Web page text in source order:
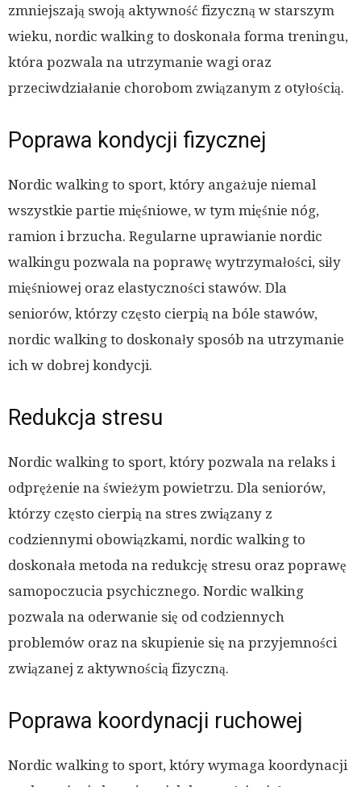
zmniejszają swoją aktywność fizyczną w starszym
wieku, nordic walking to doskonała forma treningu,
która pozwala na utrzymanie wagi oraz
przeciwdziałanie chorobom związanym z otyłością.
Poprawa kondycji fizycznej
Nordic walking to sport, który angażuje niemal
wszystkie partie mięśniowe, w tym mięśnie nóg,
ramion i brzucha. Regularne uprawianie nordic
walkingu pozwala na poprawę wytrzymałości, siły
mięśniowej oraz elastyczności stawów. Dla
seniorów, którzy często cierpią na bóle stawów,
nordic walking to doskonały sposób na utrzymanie
ich w dobrej kondycji.
Redukcja stresu
Nordic walking to sport, który pozwala na relaks i
odprężenie na świeżym powietrzu. Dla seniorów,
którzy często cierpią na stres związany z
codziennymi obowiązkami, nordic walking to
doskonała metoda na redukcję stresu oraz poprawę
samopoczucia psychicznego. Nordic walking
pozwala na oderwanie się od codziennych
problemów oraz na skupienie się na przyjemności
związanej z aktywnością fizyczną.
Poprawa koordynacji ruchowej
Nordic walking to sport, który wymaga koordynacji